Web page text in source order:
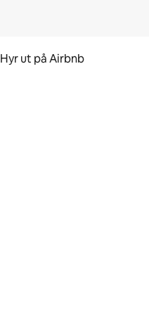
Hyr ut på Airbnb